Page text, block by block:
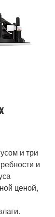
и три
и
ценой,